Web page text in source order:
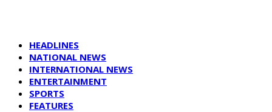
HEADLINES
NATIONAL NEWS
INTERNATIONAL NEWS
ENTERTAINMENT
SPORTS
FEATURES